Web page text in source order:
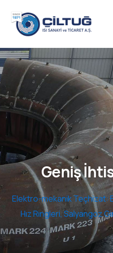
Rüzgar Kulesi Türbin
İmalatı ve